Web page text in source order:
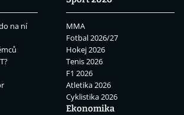
na ní
MMA
Fotbal 2026/27
Hokej 2026
Tenis 2026
F1 2026
Atletika 2026
Cyklistika 2026
Ekonomika